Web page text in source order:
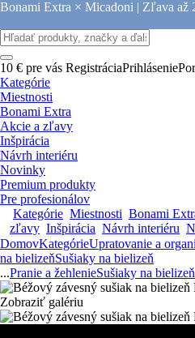
Bonami Extra × Micadoni | Zľava až
10 € pre vás RegistráciaPrihlásenie
Kategórie
Miestnosti
Bonami Extra
Akcie a zľavy
Inšpirácia
Návrh interiéru
Novinky
Premium produkty
Pre profesionálov
Kategórie Miestnosti Bonami
zľavy Inšpirácia Návrh interiéru
DomovKategórieUpratovanie a
na bielizeňSušiaky na bielizeň
...Pranie a žehlenieSušiaky na bielizeň
Zobraziť galériu